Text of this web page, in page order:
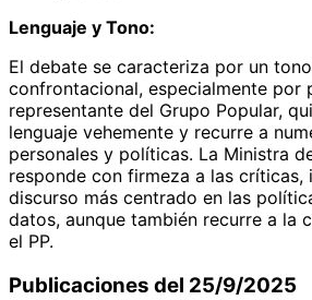
Lenguaje y Tono:
El debate se caracteriza por un
confrontacional, especialmente por
representante del Grupo Popular,
lenguaje vehemente y recurre a
personales y políticas. La Ministra
responde con firmeza a las críticas,
discurso más centrado en las
datos, aunque también recurre a la
el PP.
Publicaciones del 25/9/2025